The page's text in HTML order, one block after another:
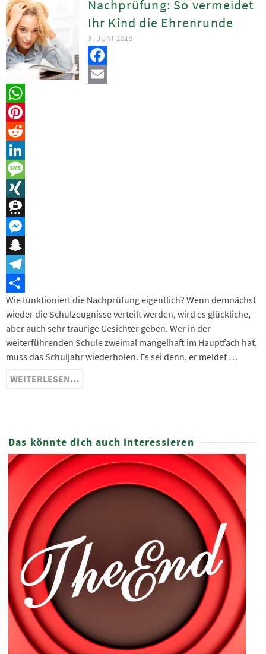
Nachprüfung: So vermeidet
Ihr Kind die Ehrenrunde
3. JUNI 2019
Facebook
Email
WhatsApp
Pinterest
Reddit
LinkedIn
Message
XING
Threema
Messenger
Snapchat
Telegram
Teilen
Wie funktioniert die Nachprüfung eigentlich? Wenn demnächst
wieder die Schulzeugnisse verteilt werden, wird es glückliche,
aber auch sehr traurige Gesichter geben. Wer in der
weiterführenden Schule zweimal mangelhaft im Hauptfach hat,
muss das Schuljahr wiederholen. Es sei denn, er meldet …
WEITERLESEN…
Das könnte dich auch interessieren